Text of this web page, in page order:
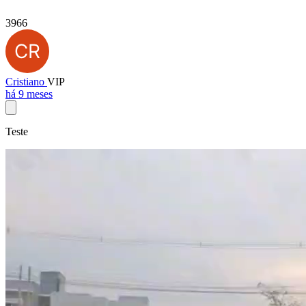
3966
Cristiano VIP
há 9 meses
Teste